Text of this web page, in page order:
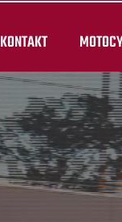
KONTAKT